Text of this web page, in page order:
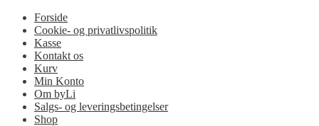
Forside
Cookie- og privatlivspolitik
Kasse
Kontakt os
Kurv
Min Konto
Om byLi
Salgs- og leveringsbetingelser
Shop